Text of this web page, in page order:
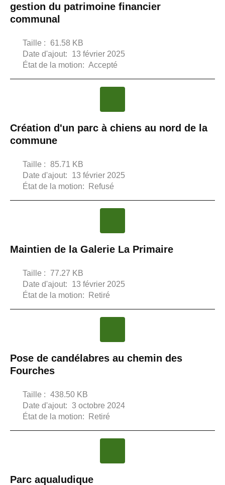
gestion du patrimoine financier
communal
Taille :
61.58 KB
Date d'ajout:
13 février 2025
État de la motion: Accepté
Création d'un parc à chiens au nord de la
commune
Taille : 85.71 KB
Date d'ajout:
13 février 2025
État de la motion: Refusé
Maintien de la Galerie La Primaire
Taille :
77.27 KB
Date d'ajout:
13 février 2025
État de la motion: Retiré
Pose de candélabres au chemin des
Fourches
Taille : 438.50 KB
Date d'ajout: 3 octobre 2024
État de la motion: Retiré
Parc aqualudique